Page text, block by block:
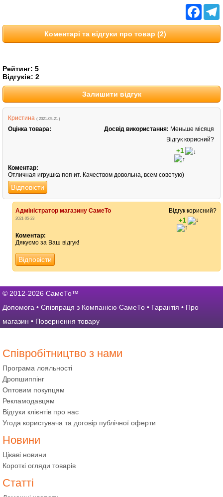
Коментарі та відгуки про товар (2)
Рейтинг: 5
Відгуків: 2
Залишити відгук
Кристина ( 2021-05-21 )
Оцінка товара: Досвід використання: Меньше місяця
Відгук корисний?
+1
Коментар:
Отличная игрушка поп ит. Качеством довольна, всем советую)
Відповісти
Адміністратор магазину СамеТо
2021-05-23
Відгук корисний?
+1
Коментар:
Дякуємо за Ваш відгук!
Відповісти
© 2012-2026 СамеТо™
Допомога • Співпраця з Компанією СамеТо • Гарантія • Про
магазин • Повернення товару
Співробітництво з нами
Програма лояльності
Дропшиппінг
Оптовим покупцям
Рекламодавцям
Відгуки клієнтів про нас
Угода користувача та договір публічної оферти
Новини
Цікаві новини
Короткі огляди товарів
Статті